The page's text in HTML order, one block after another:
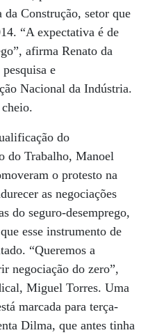
Construção, setor que
“A expectativa é de
afirma Renato da
e
Nacional da Indústria.
do
do Trabalho, Manoel
o protesto na
as negociações
do seguro-desemprego,
esse instrumento de
“Queremos a
negociação do zero”,
Miguel Torres. Uma
marcada para terça-
Dilma, que antes tinha